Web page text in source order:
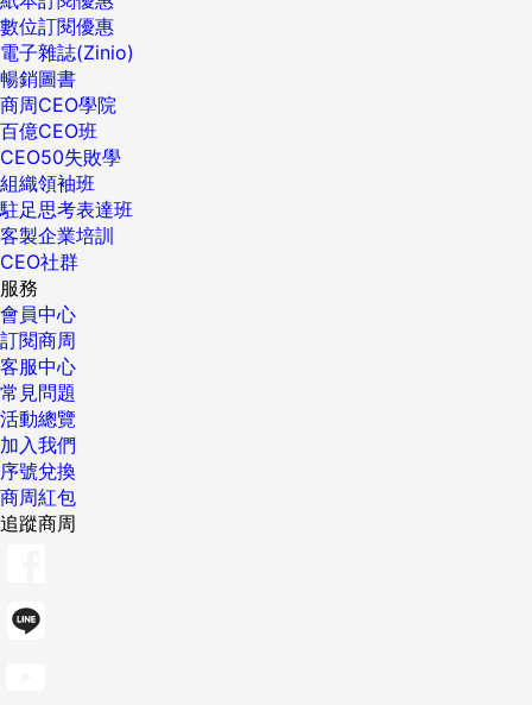
數位訂閱優惠
電子雜誌(Zinio)
暢銷圖書
商周CEO學院
百億CEO班
CEO50失敗學
組織領袖班
駐足思考表達班
客製企業培訓
CEO社群
服務
會員中心
訂閱商周
客服中心
常見問題
活動總覽
加入我們
序號兌換
商周紅包
追蹤商周